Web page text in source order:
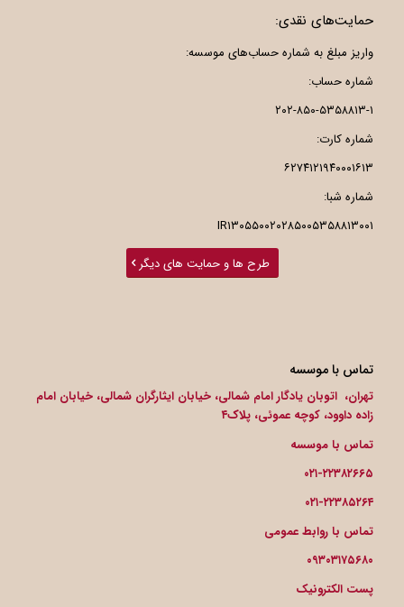
حمایت‌های نقدی:
واریز مبلغ به شماره حساب‌های موسسه:
شماره حساب:
۲۰۲-۸۵۰-۵۳۵۸۸۱۳-۱
شماره کارت:
۶۲۷۴۱۲۱۹۴۰۰۰۱۶۱۳
شماره شبا:
IR۱۳۰۵۵۰۰۲۰۲۸۵۰۰۵۳۵۸۸۱۳۰۰۱
طرح ها و حمایت های دیگر
تماس با موسسه
تهران، اتوبان یادگار امام شمالی، خیابان ایثارگران شمالی، خیابان امام
زاده داوود، کوچه عموئی، پلاک۴
تماس با موسسه
۰۲۱-۲۲۳۸۲۶۶۵
۰۲۱-۲۲۳۸۵۲۶۴
تماس با روابط عمومی
۰۹۳۰۳۱۷۵۶۸۰
پست الکترونیک